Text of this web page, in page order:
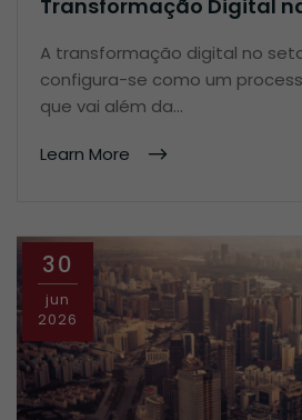
Transformação Digital
A transformação digital no
configura-se como um
que vai além da…
Learn More
30
jun
2026